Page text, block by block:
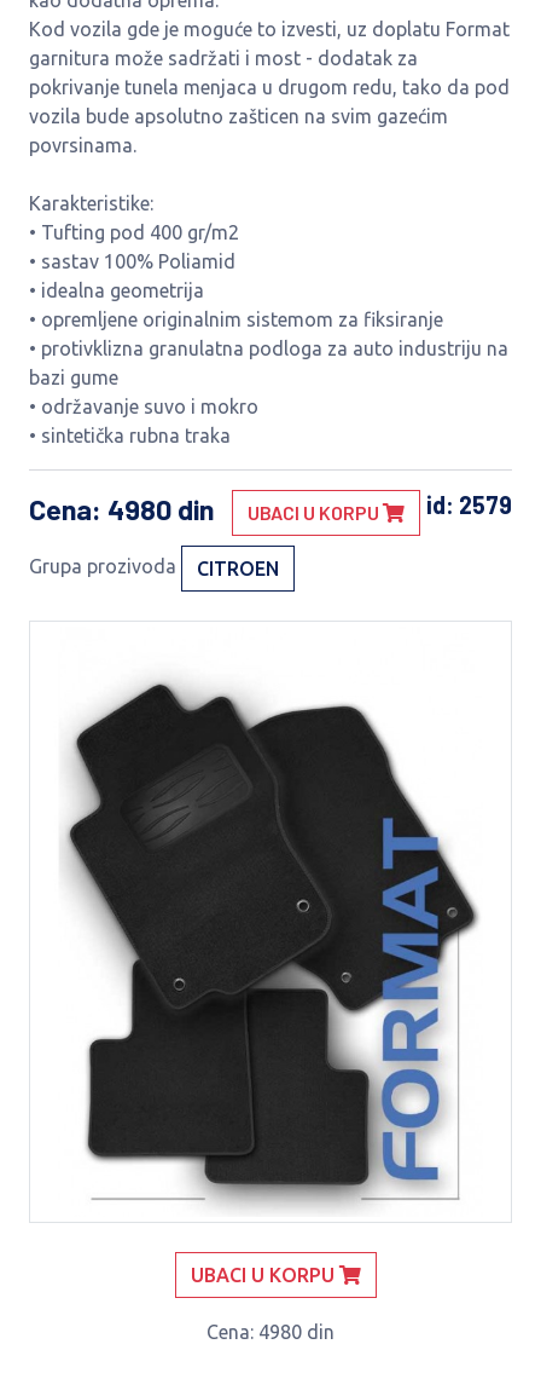
Kod vozila gde je moguće to izvesti, uz doplatu Format
garnitura može sadržati i most - dodatak za
pokrivanje tunela menjaca u drugom redu, tako da pod
vozila bude apsolutno zašticen na svim gazećim
povrsinama.
Karakteristike:
• Tufting pod 400 gr/m2
• sastav 100% Poliamid
• idealna geometrija
• opremljene originalnim sistemom za fiksiranje
• protivklizna granulatna podloga za auto industriju na
bazi gume
• održavanje suvo i mokro
• sintetička rubna traka
Cena: 4980 din id: 2579
UBACI U KORPU
Grupa prozivoda CITROEN
UBACI U KORPU
Cena: 4980 din